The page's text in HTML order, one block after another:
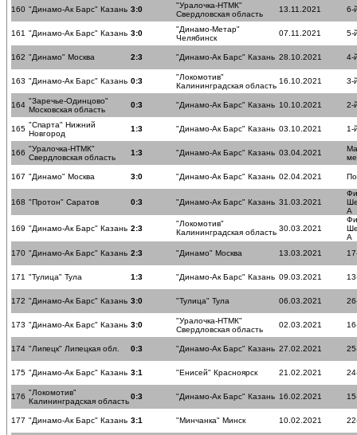
160 "Динамо-Ак Барс" Казань 3:0
"Уралочка-НТМК"
Свердловская область
13.11.2021 6-
161 "Динамо-Ак Барс" Казань 3:0
"Динамо-Метар"
Челябинск
07.11.2021 5-
162 "Динамо" Москва 2:3 "Динамо-Ак Барс" Казань 28.10.2021 4-
163 "Динамо-Ак Барс" Казань 0:3
"Локомотив"
Калининградская область
16.10.2021 3-
164 "Заречье-Одинцово"
Московская область
0:3 "Динамо-Ак Барс" Казань 10.10.2021 2-
165 "Спарта" Нижний
Новгород
1:3 "Динамо-Ак Барс" Казань 03.10.2021 1-
166 "Уралочка-НТМК"
Свердловская область
1:3 "Динамо-Ак Барс" Казань 03.04.2021
167 "Динамо" Москва 3:0 "Динамо-Ак Барс" Казань 02.04.2021
168 "Протон" Саратов 0:3 "Динамо-Ак Барс" Казань 31.03.2021
А
169 "Динамо-Ак Барс" Казань 2:3
"Локомотив"
Калининградская область 30.03.2021
А
170 "Динамо-Ак Барс" Казань 2:3 "Динамо" Москва 13.03.2021
171 "Тулица" Тула 1:3 "Динамо-Ак Барс" Казань 09.03.2021
172 "Динамо-Ак Барс" Казань 3:0 "Тулица" Тула 06.03.2021
173 "Динамо-Ак Барс" Казань 3:0
"Уралочка-НТМК"
Свердловская область
02.03.2021
174 "Липецк" Липецкая обл. 0:3 "Динамо-Ак Барс" Казань 27.02.2021
175 "Динамо-Ак Барс" Казань 3:1 "Енисей" Красноярск 21.02.2021
176 "Локомотив"
Калининградская область
0:3 "Динамо-Ак Барс" Казань 16.02.2021
177 "Динамо-Ак Барс" Казань 3:1 "Минчанка" Минск 10.02.2021